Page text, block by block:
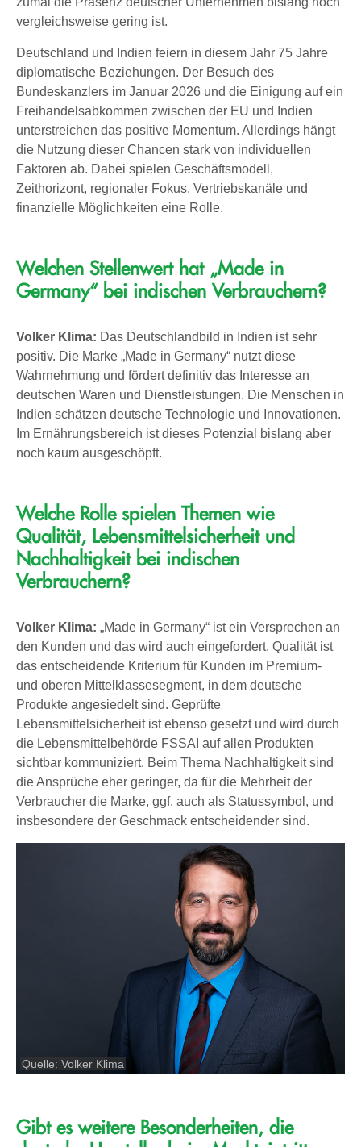
vergleichsweise gering ist.
Deutschland und Indien feiern in diesem Jahr 75 Jahre
diplomatische Beziehungen. Der Besuch des
Bundeskanzlers im Januar 2026 und die Einigung auf ein
Freihandelsabkommen zwischen der EU und Indien
unterstreichen das positive Momentum. Allerdings hängt
die Nutzung dieser Chancen stark von individuellen
Faktoren ab. Dabei spielen Geschäftsmodell,
Zeithorizont, regionaler Fokus, Vertriebskanäle und
finanzielle Möglichkeiten eine Rolle.
Welchen Stellenwert hat „Made in
Germany“ bei indischen Verbrauchern?
Volker Klima: Das Deutschlandbild in Indien ist sehr
positiv. Die Marke „Made in Germany“ nutzt diese
Wahrnehmung und fördert definitiv das Interesse an
deutschen Waren und Dienstleistungen. Die Menschen in
Indien schätzen deutsche Technologie und Innovationen.
Im Ernährungsbereich ist dieses Potenzial bislang aber
noch kaum ausgeschöpft.
Welche Rolle spielen Themen wie
Qualität, Lebensmittelsicherheit und
Nachhaltigkeit bei indischen
Verbrauchern?
Volker Klima: „Made in Germany“ ist ein Versprechen an
den Kunden und das wird auch eingefordert. Qualität ist
das entscheidende Kriterium für Kunden im Premium-
und oberen Mittelklassesegment, in dem deutsche
Produkte angesiedelt sind. Geprüfte
Lebensmittelsicherheit ist ebenso gesetzt und wird durch
die Lebensmittelbehörde FSSAI auf allen Produkten
sichtbar kommuniziert. Beim Thema Nachhaltigkeit sind
die Ansprüche eher geringer, da für die Mehrheit der
Verbraucher die Marke, ggf. auch als Statussymbol, und
insbesondere der Geschmack entscheidender sind.
Quelle: Volker Klima
Gibt es weitere Besonderheiten, die